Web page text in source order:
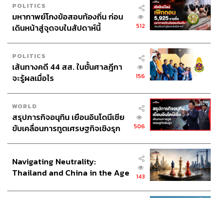
ABOUT THE AUTHOR
ภูริตา บุญล้อม
POLITICS
มหากาพย์โกงข้อสอบท้องถิ่น ก่อน
เดินหน้าสู่จุดจบในสัปดาห์นี้
512
POLITICS
เส้นทางคดี 44 สส. ในชั้นศาลฎีกา
จะรู้ผลเมื่อไร
156
WORLD
สรุปภารกิจอนุทิน เยือนอินโดนีเซีย
ขับเคลื่อนการทูตเศรษฐกิจเชิงรุก
506
Navigating Neutrality:
Thailand and China in the Age
143